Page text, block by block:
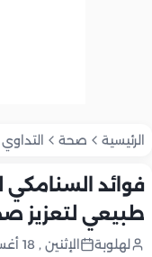
الرئيسية صحة
فوائد السنامكي
طبيعي لتعزيز
لهلوبة الإثنين , 18 أغسطس 2025 ,9:43 ص